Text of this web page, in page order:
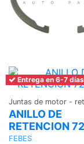
Entrega en 6-7
Juntas de motor -
ANILLO DE
RETENCION
FEBES